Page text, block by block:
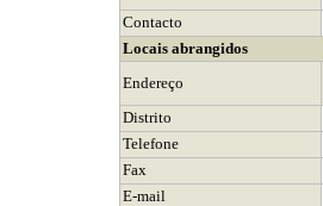
Contacto
Locais abrangidos
Endereço
Distrito
Telefone
Fax
E-mail